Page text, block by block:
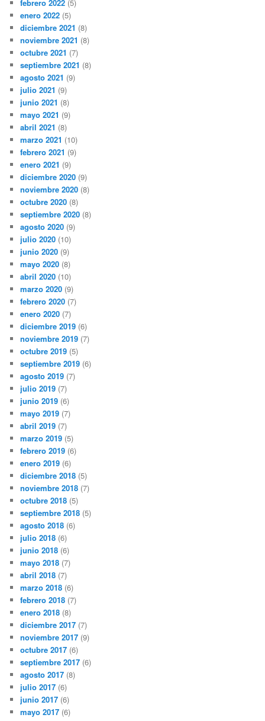
febrero 2022 (5)
enero 2022 (5)
diciembre 2021 (8)
noviembre 2021 (8)
octubre 2021 (7)
septiembre 2021 (8)
agosto 2021 (9)
julio 2021 (9)
junio 2021 (8)
mayo 2021 (9)
abril 2021 (8)
marzo 2021 (10)
febrero 2021 (9)
enero 2021 (9)
diciembre 2020 (9)
noviembre 2020 (8)
octubre 2020 (8)
septiembre 2020 (8)
agosto 2020 (9)
julio 2020 (10)
junio 2020 (9)
mayo 2020 (8)
abril 2020 (10)
marzo 2020 (9)
febrero 2020 (7)
enero 2020 (7)
diciembre 2019 (6)
noviembre 2019 (7)
octubre 2019 (5)
septiembre 2019 (6)
agosto 2019 (7)
julio 2019 (7)
junio 2019 (6)
mayo 2019 (7)
abril 2019 (7)
marzo 2019 (5)
febrero 2019 (6)
enero 2019 (6)
diciembre 2018 (5)
noviembre 2018 (7)
octubre 2018 (5)
septiembre 2018 (5)
agosto 2018 (6)
julio 2018 (6)
junio 2018 (6)
mayo 2018 (7)
abril 2018 (7)
marzo 2018 (6)
febrero 2018 (7)
enero 2018 (8)
diciembre 2017 (7)
noviembre 2017 (9)
octubre 2017 (6)
septiembre 2017 (6)
agosto 2017 (8)
julio 2017 (6)
junio 2017 (6)
mayo 2017 (6)